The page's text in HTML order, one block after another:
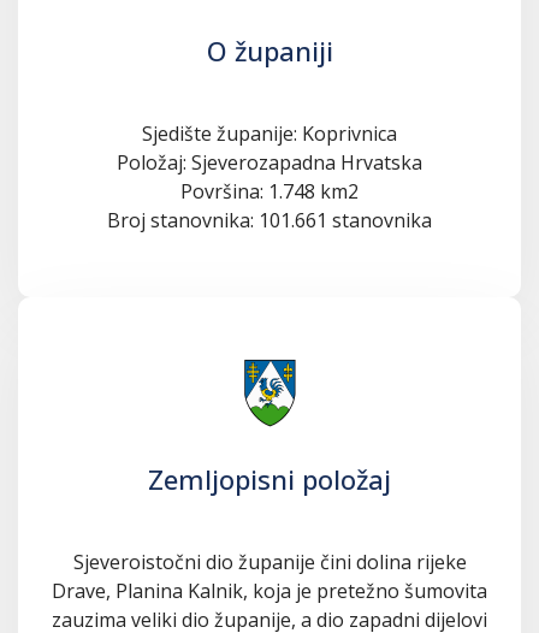
O županiji
Sjedište županije: Koprivnica
Položaj: Sjeverozapadna Hrvatska
Površina: 1.748 km2
Broj stanovnika: 101.661 stanovnika
Zemljopisni položaj
Sjeveroistočni dio županije čini dolina rijeke
Drave, Planina Kalnik, koja je pretežno šumovita
zauzima veliki dio županije, a dio zapadni dijelovi